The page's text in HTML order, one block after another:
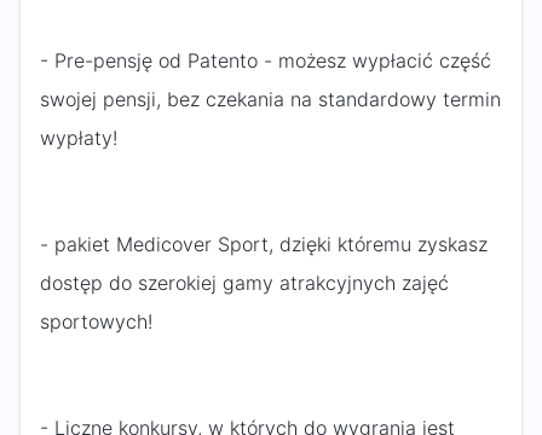
- Pre-pensję od Patento - możesz wypłacić część
swojej pensji, bez czekania na standardowy termin
wypłaty!
- pakiet Medicover Sport, dzięki któremu zyskasz
dostęp do szerokiej gamy atrakcyjnych zajęć
sportowych!
- Liczne konkursy, w których do wygrania jest